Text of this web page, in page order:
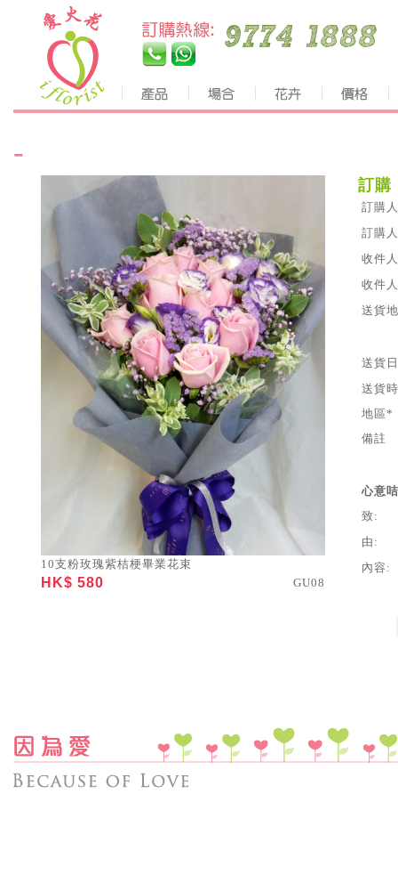
-
10支粉玫瑰紫桔梗畢業花束
HK$ 580 GU08
訂購
訂購
訂購
收件
收件
送貨
送貨
送貨
地區*
備註
心意
致:
由:
內容: